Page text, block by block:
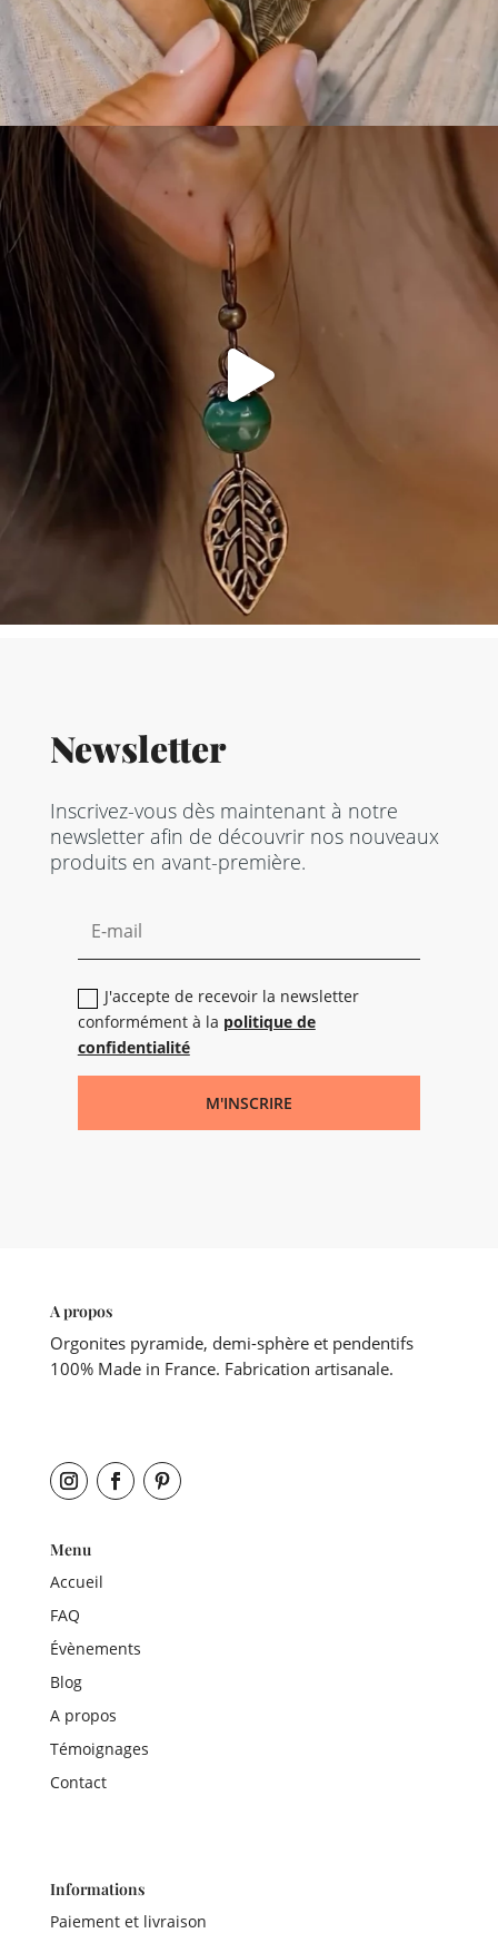
Newsletter
Inscrivez-vous dès maintenant à notre
newsletter afin de découvrir nos nouveaux
produits en avant-première.
J'accepte de recevoir la newsletter
conformément à la politique de
confidentialité
M'INSCRIRE
A propos
Orgonites pyramide, demi-sphère et pendentifs
100% Made in France. Fabrication artisanale.
Menu
Accueil
FAQ
Évènements
Blog
A propos
Témoignages
Contact
Informations
Paiement et livraison